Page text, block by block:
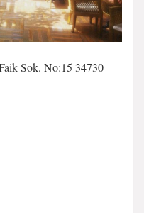
Sok. No:15 34730